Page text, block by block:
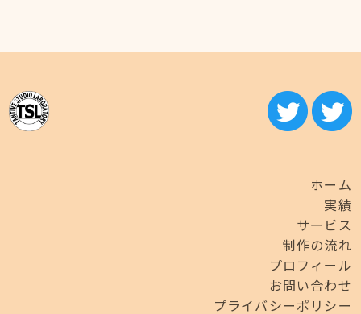
ホーム
実績
サービス
制作の流れ
プロフィール
お問い合わせ
プライバシーポリシー